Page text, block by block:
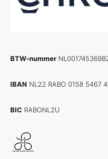
BTW-nummer
IBAN NL22 RABO 0158 5467
BIC RABONL2U